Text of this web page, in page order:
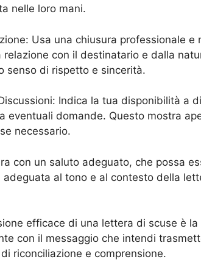
nelle loro mani.
Usa una chiusura professionale e
con il destinatario e dalla
senso di rispetto e sincerità.
Indica la tua disponibilità a
eventuali domande. Questo mostra
necessario.
con un saluto adeguato, che possa
adeguata al tono e al contesto della
efficace di una lettera di scuse è la
con il messaggio che intendi
riconciliazione e comprensione.